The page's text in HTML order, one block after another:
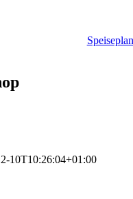
Speiseplan
10T10:26:04+01:00